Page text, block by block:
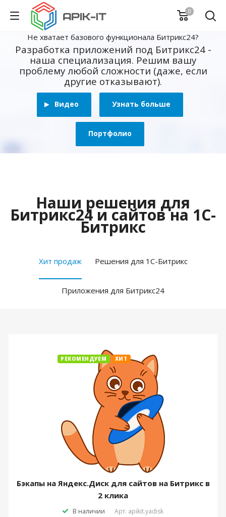
0
Не хватает базового функционала Битрикс24?
Разработка приложений под Битрикс24 -
наша специализация. Решим вашу
проблему любой сложности (даже, если
другие отказывают).
Видео Узнать больше
Портфолио
Наши решения для
Битрикс24 и сайтов на 1С-
Битрикс
Хит продаж Решения для 1С-Битрикс
Приложения для Битрикс24
РЕКОМЕНДУЕМ ХИТ
Бэкапы на Яндекс.Диск для сайтов на Битрикс в
2 клика
В наличии Арт. apikit.yadisk